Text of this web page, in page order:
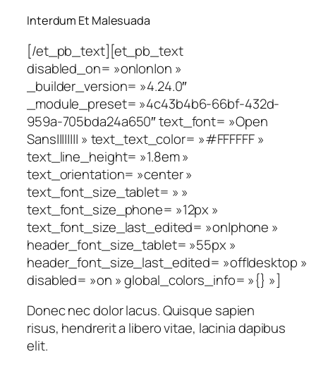
Interdum Et Malesuada
[/et_pb_text][et_pb_text
disabled_on= »on|on|on »
_builder_version= »4.24.0″
_module_preset= »4c43b4b6-66bf-432d-
959a-705bda24a650″ text_font= »Open
Sans|||||||| » text_text_color= »#FFFFFF »
text_line_height= »1.8em »
text_orientation= »center »
text_font_size_tablet= » »
text_font_size_phone= »12px »
text_font_size_last_edited= »on|phone »
header_font_size_tablet= »55px »
header_font_size_last_edited= »off|desktop »
disabled= »on » global_colors_info= »{} »]
Donec nec dolor lacus. Quisque sapien
risus, hendrerit a libero vitae, lacinia dapibus
elit.